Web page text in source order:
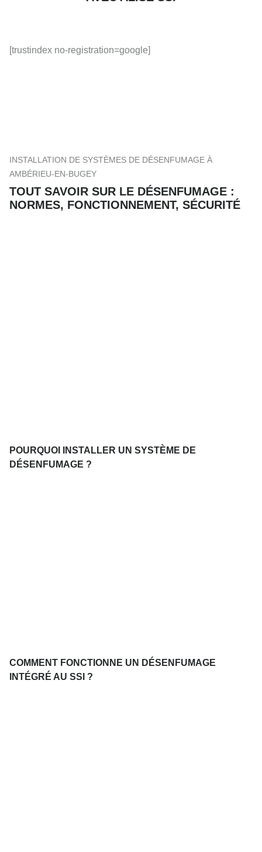
[trustindex no-registration=google]
INSTALLATION DE SYSTÈMES DE DÉSENFUMAGE À
AMBÉRIEU-EN-BUGEY
TOUT SAVOIR SUR LE DÉSENFUMAGE :
NORMES, FONCTIONNEMENT, SÉCURITÉ
POURQUOI INSTALLER UN SYSTÈME DE
DÉSENFUMAGE ?
COMMENT FONCTIONNE UN DÉSENFUMAGE
INTÉGRÉ AU SSI ?